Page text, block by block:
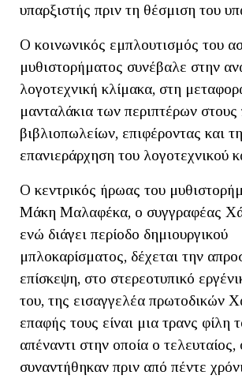
υπαρξιστής πριν τη θέσμιση του
Ο κοινωνικός εμπλουτισμός του
μυθιστορήματος συνέβαλε στην
λογοτεχνική κλίμακα, στη
μανταλάκια των περιπτέρων
βιβλιοπωλείων, επιφέροντας και
επανιεράρχηση του λογοτεχνικού
Ο κεντρικός ήρωας του
Μάκη Μαλαφέκα, ο συγγραφέας
ενώ διάγει περίοδο δημιουργικού
μπλοκαρίσματος, δέχεται την
επίσκεψη, στο στερεοτυπικό
του, της εισαγγελέα πρωτοδικών
επαφής τους είναι μια τρανς φίλη
απέναντι στην οποία ο τελευταίος,
συναντήθηκαν πριν από πέντε